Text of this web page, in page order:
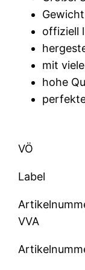
offiziell
mit
hohe
VÖ
Label
VVA